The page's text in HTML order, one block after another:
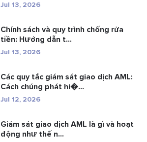
Jul 13, 2026
Chính sách và quy trình chống rửa
tiền: Hướng dẫn t...
Jul 13, 2026
Các quy tắc giám sát giao dịch AML:
Cách chúng phát hi�...
Jul 12, 2026
Giám sát giao dịch AML là gì và hoạt
động như thế n...